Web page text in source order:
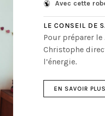
Avec cette
LE CONSEIL DE
Pour préparer
Christophe
l’énergie.
EN SAVOIR PLUS